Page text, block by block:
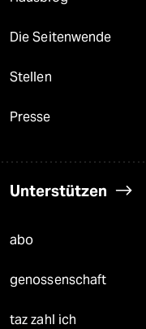
Die Seitenwende
Stellen
Presse
Unterstützen
abo
genossenschaft
taz zahl ich